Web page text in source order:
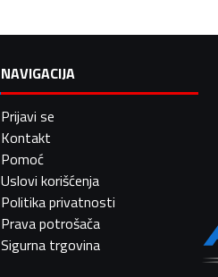
NAVIGACIJA
Prijavi se
Kontakt
Pomoć
Uslovi korišćenja
Politika privatnosti
Prava potrošača
Sigurna trgovina